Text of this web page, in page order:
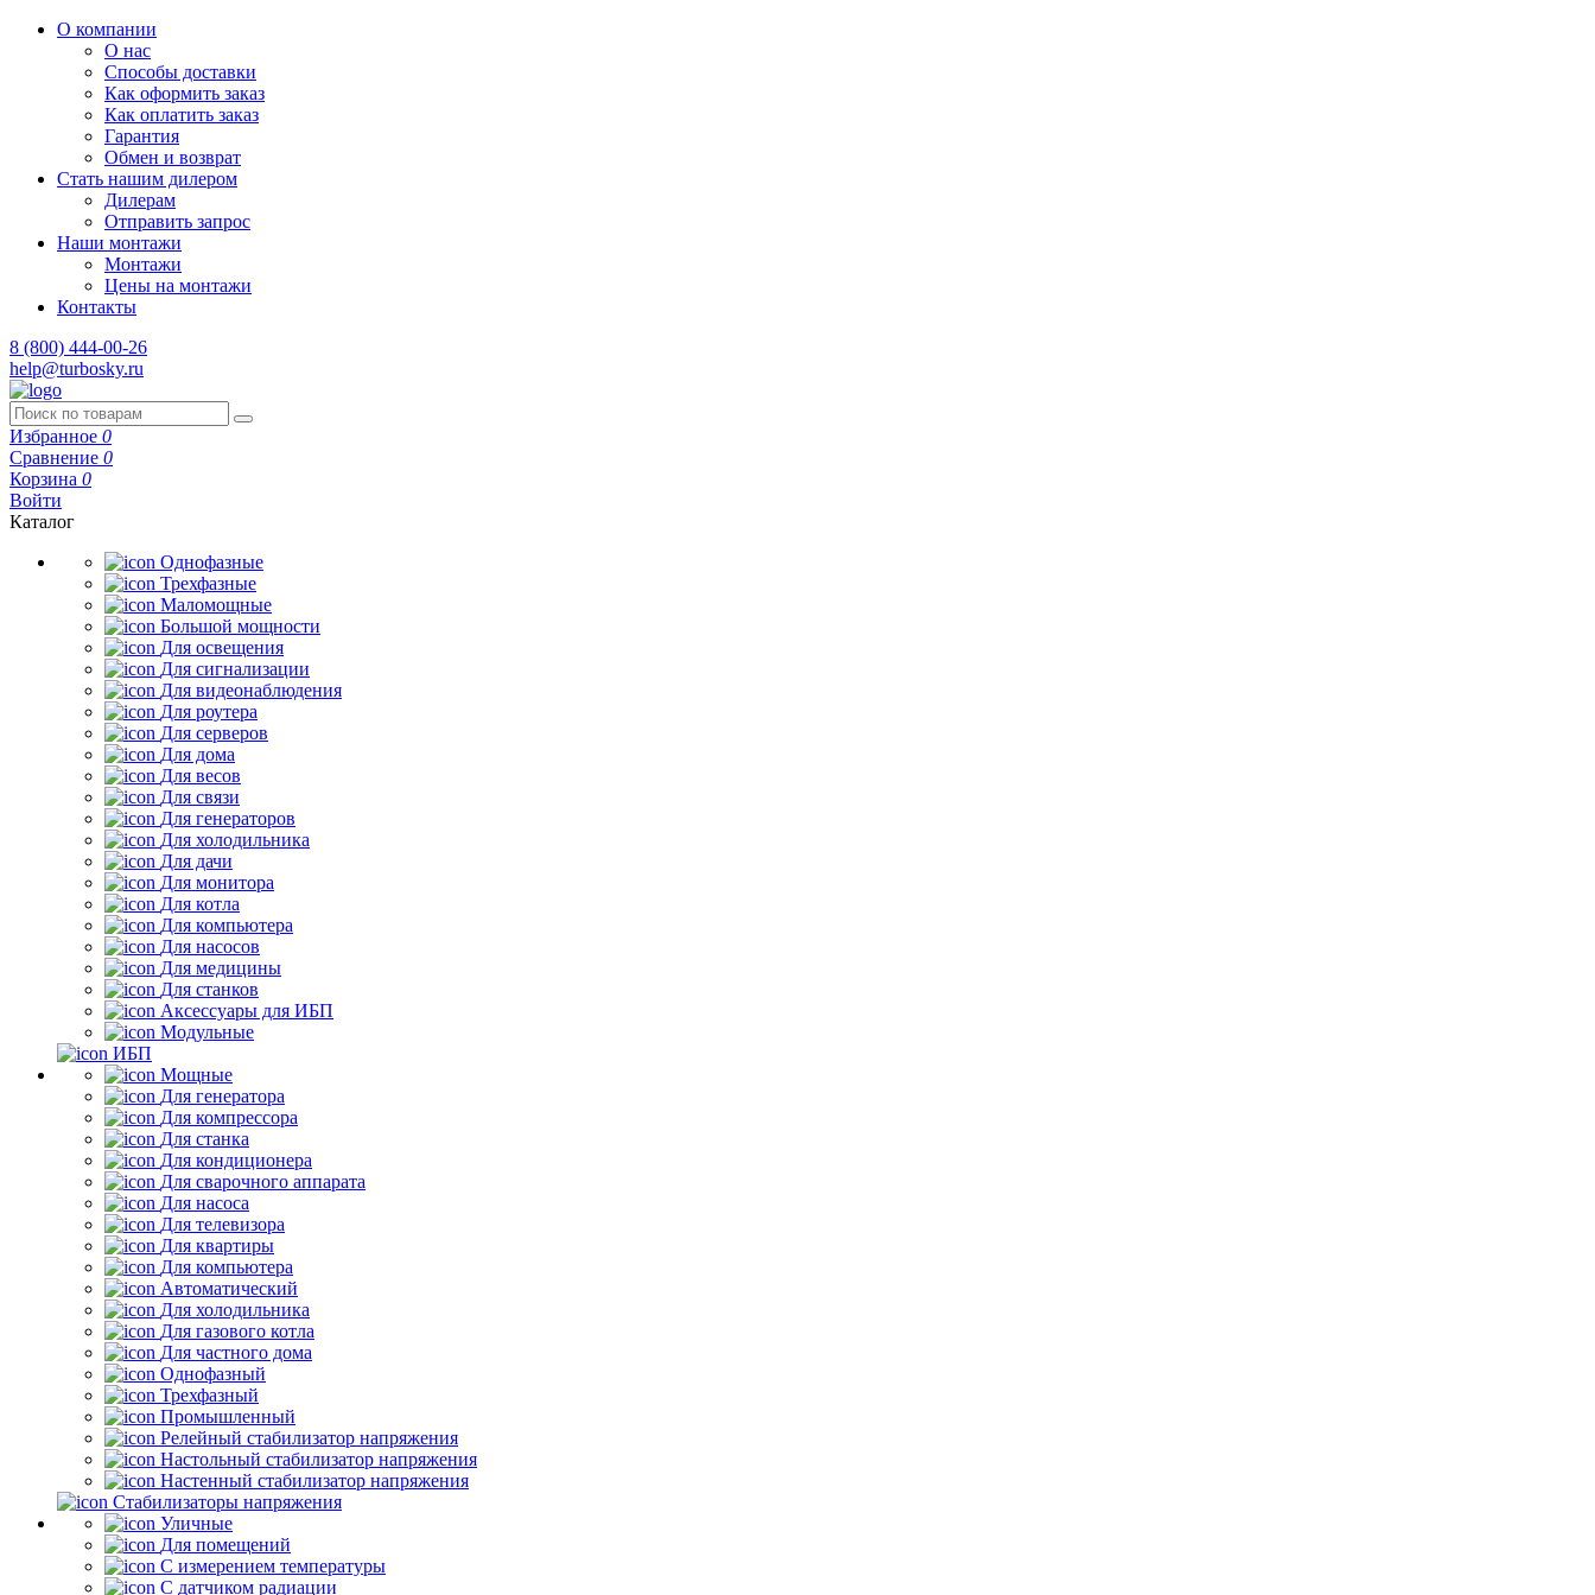
О компании
О нас
Способы доставки
Как оформить заказ
Как оплатить заказ
Гарантия
Обмен и возврат
Стать нашим дилером
Дилерам
Отправить запрос
Наши монтажи
Монтажи
Цены на монтажи
Контакты
8 (800) 444-00-26
help@turbosky.ru
Избранное 0
Сравнение 0
Корзина 0
Войти
Каталог
Однофазные
Трехфазные
Маломощные
Большой мощности
Для освещения
Для сигнализации
Для видеонаблюдения
Для роутера
Для серверов
Для дома
Для весов
Для связи
Для генераторов
Для холодильника
Для дачи
Для монитора
Для котла
Для компьютера
Для насосов
Для медицины
Для станков
Аксессуары для ИБП
Модульные
ИБП
Мощные
Для генератора
Для компрессора
Для станка
Для кондиционера
Для сварочного аппарата
Для насоса
Для телевизора
Для квартиры
Для компьютера
Автоматический
Для холодильника
Для газового котла
Для частного дома
Однофазный
Трехфазный
Промышленный
Релейный стабилизатор напряжения
Настольный стабилизатор напряжения
Настенный стабилизатор напряжения
Стабилизаторы напряжения
Уличные
Для помещений
С измерением температуры
С датчиком радиации